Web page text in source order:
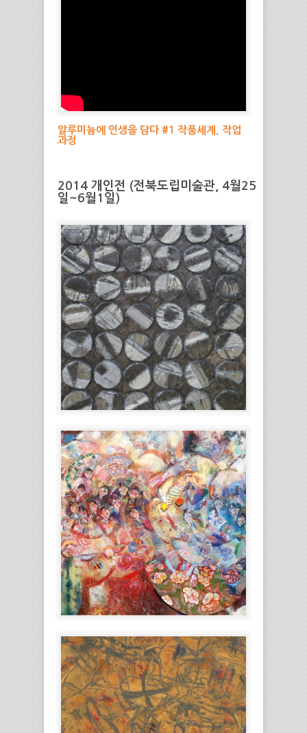
알루미늄에 인생을 담다 #1 작품세계, 작업
과정
2014 개인전 (전북도립미술관, 4월25
일~6월1일)